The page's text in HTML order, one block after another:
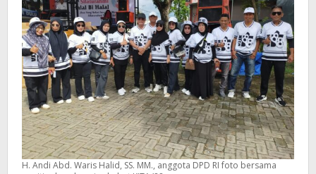
H. Andi Abd. Waris Halid, SS. MM., anggota DPD RI foto bersama